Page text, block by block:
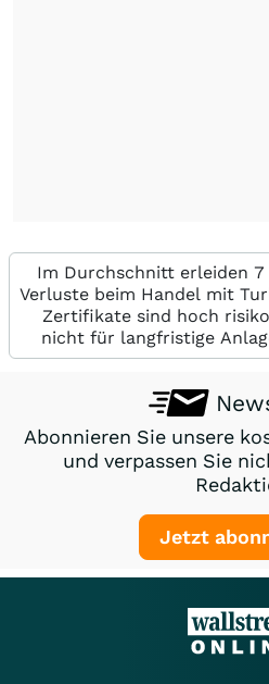
Im Durchschnitt erleiden
Verluste beim Handel mit
Zertifikate sind hoch
nicht für langfristige
Abonnieren Sie unsere
und verpassen Sie
Jetzt